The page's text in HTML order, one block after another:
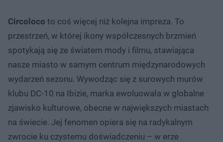
Circoloco to coś więcej niż kolejna impreza. To
przestrzeń, w której ikony współczesnych brzmień
spotykają się ze światem mody i filmu, stawiająca
nasze miasto w samym centrum międzynarodowych
wydarzeń sezonu. Wywodząc się z surowych murów
klubu DC-10 na Ibizie, marka ewoluowała w globalne
zjawisko kulturowe, obecne w największych miastach
na świecie. Jej fenomen opiera się na radykalnym
zwrocie ku czystemu doświadczeniu – w erze